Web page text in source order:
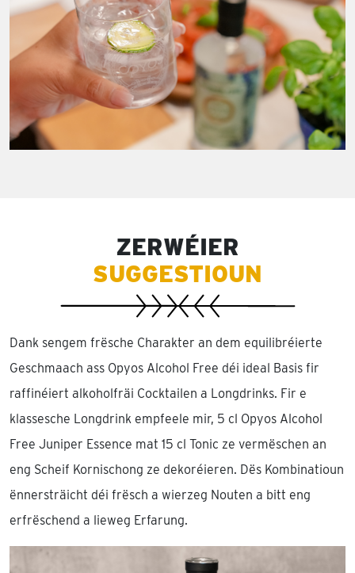
ZERWÉIER
SUGGESTIOUN
Dank sengem frësche Charakter an dem equilibréierte
Geschmaach ass Opyos Alcohol Free déi ideal Basis fir
raffinéiert alkoholfräi Cocktailen a Longdrinks. Fir e
klassesche Longdrink empfeele mir, 5 cl Opyos Alcohol
Free Juniper Essence mat 15 cl Tonic ze vermëschen an
eng Scheif Kornischong ze dekoréieren. Dës Kombinatioun
ënnersträicht déi frësch a wierzeg Nouten a bitt eng
erfrëschend a lieweg Erfarung.